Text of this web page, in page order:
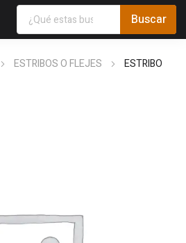
ESTRIBOS O FLEJES
ESTRIBO